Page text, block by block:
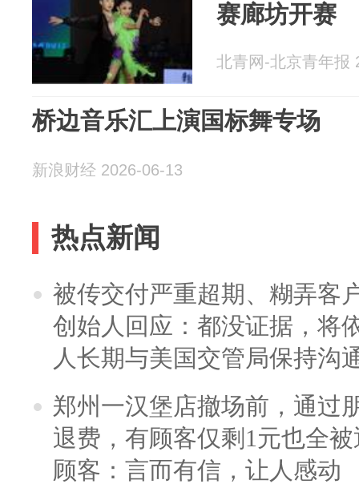
赛廊坊开赛
北青网-北京青年报
桥边音乐汇上演国标舞专场
新浪财经 2026-06-13
热点新闻
被传交付严重超期、糊弄客
创始人回应：都没证据，将
人长期与美国交管局保持沟
郑州一汉堡店撤场前，通过
退费，有顾客仅剩1元也全
顾客：言而有信，让人感动